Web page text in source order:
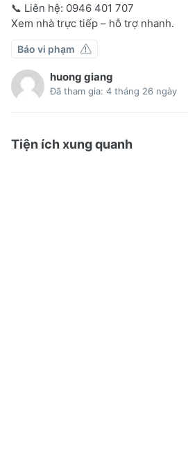
📞 Liên hệ: 0946 401 707
Xem nhà trực tiếp – hỗ trợ nhanh.
Báo vi phạm
huong giang
Đã tham gia: 4 tháng 26 ngày
Tiện ích xung quanh